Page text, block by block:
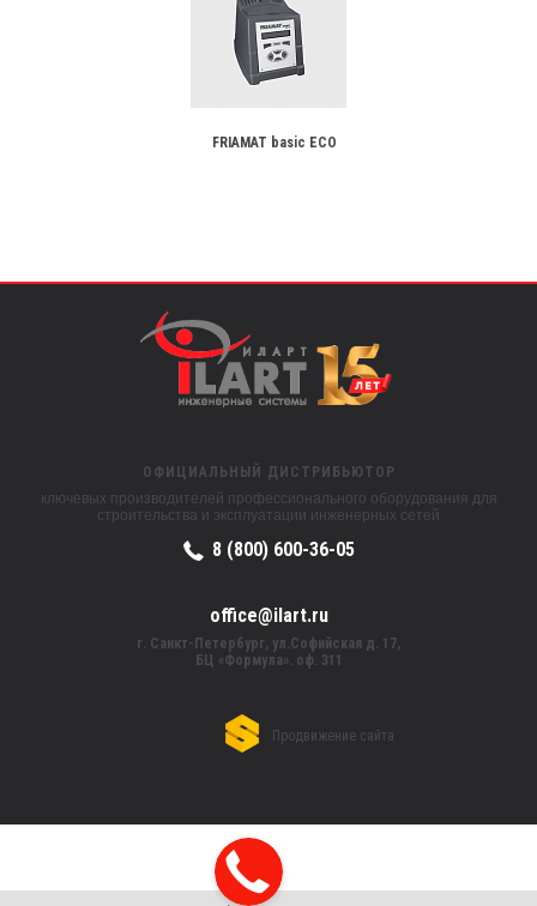
FRIAMAT basic ECO
ОФИЦИАЛЬНЫЙ ДИСТРИБЬЮТОР
ключевых производителей профессионального оборудования для
строительства и эксплуатации инженерных сетей
8 (800) 600-36-05
office@ilart.ru
г. Санкт-Петербург, ул.Софийская д. 17,
БЦ «Формула». оф. 311
Продвижение сайта